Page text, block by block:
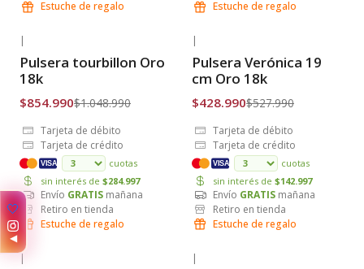
Estuche de regalo Estuche de regalo
Envío Gratis
|
Pulsera tourbillon Oro
18k
$854.990$1.048.990
Tarjeta de débito
Tarjeta de crédito
VISA
cuotas
sin interés de $284.997
Envío GRATIS mañana
Retiro en tienda
Estuche de regalo
Envío Gratis
|
Pulsera Verónica 19
cm Oro 18k
$428.990$527.990
Tarjeta de débito
Tarjeta de crédito
VISA
cuotas
sin interés de $142.997
Envío GRATIS mañana
Retiro en tienda
Estuche de regalo
| |
✨
◀